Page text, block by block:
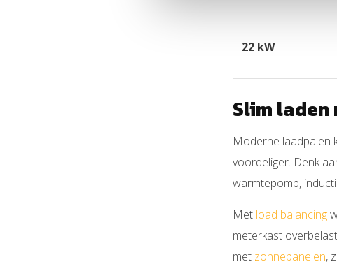
22 kW
Slim
Moderne laadpalen
voordeliger. Denk
warmtepomp,
Met load balancing
meterkast
met zonnepanelen,